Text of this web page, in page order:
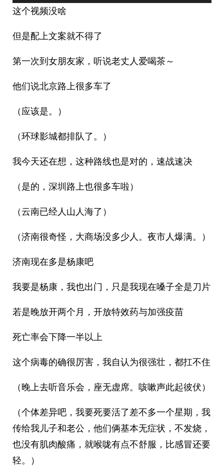
这个视频没啥
但是配上文案就不得了
第一次到女朋友家，听说老丈人爱喝茶～
他们说北京路上很多车了
（应该是。）
（环球影城都排队了。）
我今天还在想，这种路线也是对的，速战速决
（是的，深圳路上也很多车啦）
（云南已经人山人海了）
（济南很奇怪，大商场没多少人。夜市人爆满。）
济南现在多是杨康吧
我要是杨康，我也出门，只是我现在嗓子全是刀片
若是晚放开两个月，开放特效药与加强疫苗
死亡率会下降一半以上
这个病毒的确很厉害，我自认为很强壮，都扛不住
（晚上去听音乐会，座无虚席。咳嗽声此起彼伏）
（个体差异吧，我要死要活了差不多一个星期，我
传给我儿子和老公，他们俩基本无症状，不发烧，
也没有肌肉酸痛，就喉咙有点不舒服，比感冒还要
轻。）